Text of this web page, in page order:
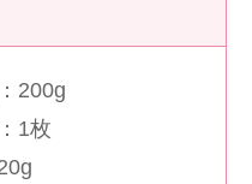
200g
1枚